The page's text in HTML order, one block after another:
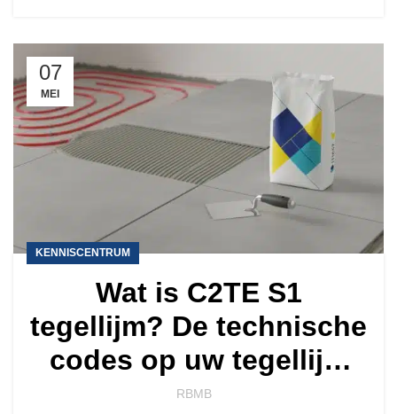
07
MEI
KENNISCENTRUM
Wat is C2TE S1
tegellijm? De technische
codes op uw tegellijm
uitgelegd
RBMB